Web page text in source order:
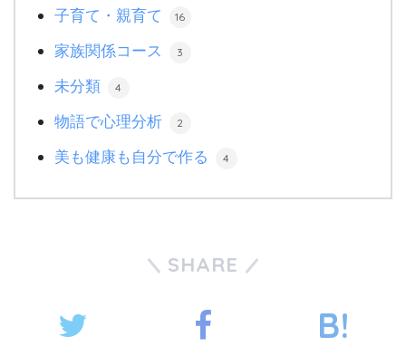
子育て・親育て 16
家族関係コース 3
未分類 4
物語で心理分析 2
美も健康も自分で作る 4
SHARE